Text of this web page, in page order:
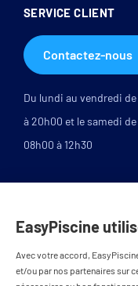
EasyPiscine
Avec votre accord,
et/ou par nos partenaires sur
SERVICE CLIENT
Contactez-nous
Du lundi au vendredi
à 20h00 et le samedi de
08h00 à 12h30